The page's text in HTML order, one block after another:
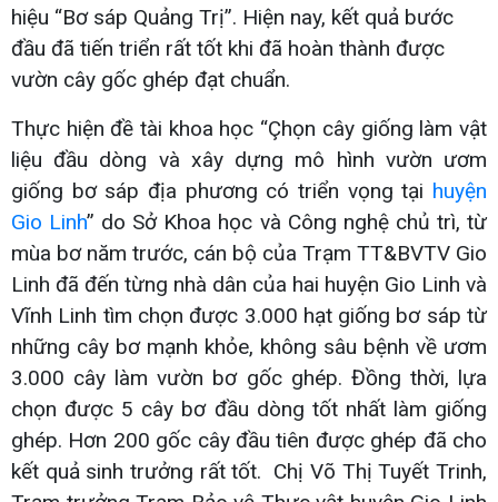
hiệu “Bơ sáp Quảng Trị”. Hiện nay, kết quả bước
đầu đã tiến triển rất tốt khi đã hoàn thành được
vườn cây gốc ghép đạt chuẩn.
Thực hiện đề tài khoa học “Çhọn cây giống làm vật
liệu đầu dòng và xây dựng mô hình vườn ươm
giống bơ sáp địa phương có triển vọng tại huyện
Gio Linh’’ do Sở Khoa học và Công nghệ chủ trì, từ
mùa bơ năm trước, cán bộ của Trạm TT&BVTV Gio
Linh đã đến từng nhà dân của hai huyện Gio Linh và
Vĩnh Linh tìm chọn được 3.000 hạt giống bơ sáp từ
những cây bơ mạnh khỏe, không sâu bệnh về ươm
3.000 cây làm vườn bơ gốc ghép. Đồng thời, lựa
chọn được 5 cây bơ đầu dòng tốt nhất làm giống
ghép. Hơn 200 gốc cây đầu tiên được ghép đã cho
kết quả sinh trưởng rất tốt. Chị Võ Thị Tuyết Trinh,